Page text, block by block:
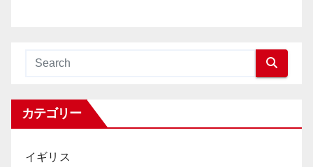
カテゴリー
イギリス